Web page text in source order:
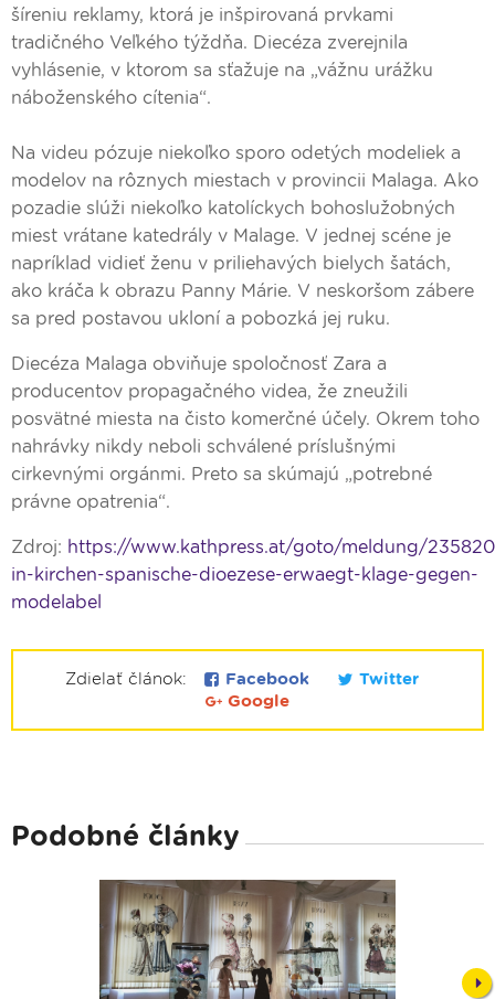
šíreniu reklamy, ktorá je inšpirovaná prvkami
tradičného Veľkého týždňa. Diecéza zverejnila
vyhlásenie, v ktorom sa sťažuje na „vážnu urážku
náboženského cítenia“.
Na videu pózuje niekoľko sporo odetých modeliek a
modelov na rôznych miestach v provincii Malaga. Ako
pozadie slúži niekoľko katolíckych bohoslužobných
miest vrátane katedrály v Malage. V jednej scéne je
napríklad vidieť ženu v priliehavých bielych šatách,
ako kráča k obrazu Panny Márie. V neskoršom zábere
sa pred postavou ukloní a pobozká jej ruku.
Diecéza Malaga obviňuje spoločnosť Zara a
producentov propagačného videa, že zneužili
posvätné miesta na čisto komerčné účely. Okrem toho
nahrávky nikdy neboli schválené príslušnými
cirkevnými orgánmi. Preto sa skúmajú „potrebné
právne opatrenia“.
Zdroj: https://www.kathpress.at/goto/meldung/
in-kirchen-spanische-dioezese-erwaegt-klage-gegen-
modelabel
Zdielať článok: Facebook
Twitter
Google
Podobné články